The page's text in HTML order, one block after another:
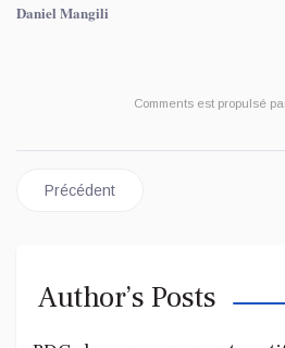
Daniel Mangili
Comments est propulsé
Article précédent : EXPOBETON
Précédent
Author’s Posts